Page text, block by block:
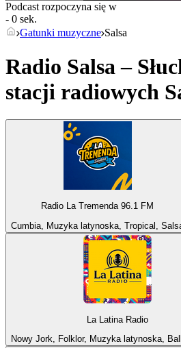
Podcast rozpoczyna się w
- 0 sek.
Gatunki muzyczne Salsa
Radio Salsa –
stacji radiowych
Radio La Tremenda 96.1 FM
Cumbia, Muzyka latynoska, Tropical,
La Latina Radio
Nowy Jork, Folklor, Muzyka latynoska,